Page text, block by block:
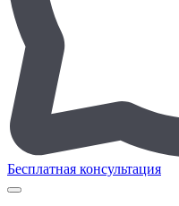
Бесплатная консультация